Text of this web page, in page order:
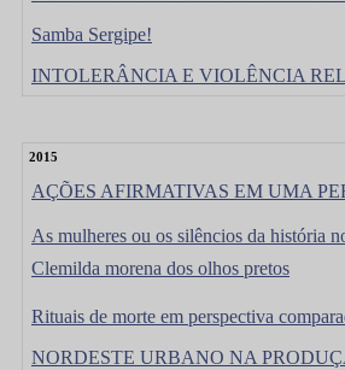
Samba Sergipe!
INTOLERÂNCIA E VIOLÊNCIA
2015
AÇÕES AFIRMATIVAS EM UMA
As mulheres ou os silêncios da história
Clemilda morena dos olhos pretos
Rituais de morte em perspectiva
NORDESTE URBANO NA